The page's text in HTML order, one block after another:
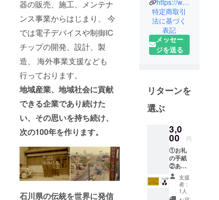
器の販売、施工、メンテナ
ンス事業からはじまり、 今
では電子デバイスや制御IC
チップの開発、設計、製
造、 海外事業支援なども
行っております。
地域産業、地域社会に貢献
できる企業であり続けた
い、 その思いを持ち続け、
次の100年を作ります。
石川県の伝統を世界に発信
メンテナン
ス事業から
はじまり、
今では電子
デバイスや
設計、製
造、アンテ
ナショップ
で、商社の
枠を超えあ
らゆる分野
のものづく
りを支えて
います。
2021年3月に
https://www.yokoyama-gr.co.jp/
特定商取引
法に基づく
表記
メッセー
ジを送る
リターンを
選ぶ
3,0
00 円
①お礼
の手紙
②あさ
がおの
種（5
粒）
支援
者：
1人